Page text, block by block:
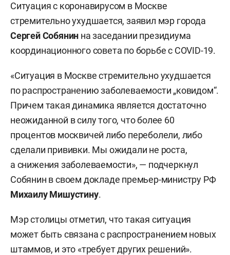
Ситуация с коронавирусом в Москве
стремительно ухудшается, заявил мэр города
Сергей Собянин на заседании президиума
координационного совета по борьбе с COVID-19.
«Ситуация в Москве стремительно ухудшается
по распространению заболеваемости „ковидом“.
Причем такая динамика является достаточно
неожиданной в силу того, что более 60
процентов москвичей либо переболели, либо
сделали прививки. Мы ожидали не роста,
а снижения заболеваемости», — подчеркнул
Собянин в своем докладе премьер-министру РФ
Михаилу Мишустину.
Мэр столицы отметил, что такая ситуация
может быть связана с распространением новых
штаммов, и это «требует других решений».